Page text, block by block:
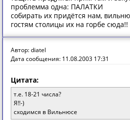
проблемма одна: ПАЛАТКИ
собирать их придётся нам,
гостям столицы их на горбе сюда!!
Автор: diatel
Дата сообщения: 11.08.2003 17:31
Цитата:
т.е. 18-21 числа?
Я!!-)
сходимся в Вильнюсе